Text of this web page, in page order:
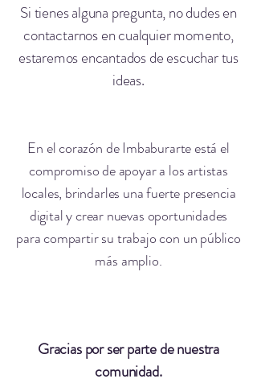
Si tienes alguna pregunta, no dudes en
contactarnos en cualquier momento,
estaremos encantados de escuchar tus
ideas.
En el corazón de Imbaburarte está el
compromiso de apoyar a los artistas
locales, brindarles una fuerte presencia
digital y crear nuevas oportunidades
para compartir su trabajo con un público
más amplio.
Gracias por ser parte de nuestra
comunidad.